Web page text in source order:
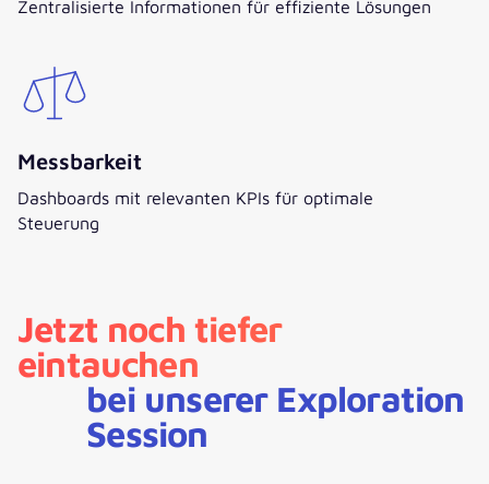
Zentralisierte Informationen für effiziente Lösungen
Messbarkeit
Dashboards mit relevanten KPIs für optimale
Steuerung
Jetzt noch tiefer
eintauchen
bei unserer Exploration
Session